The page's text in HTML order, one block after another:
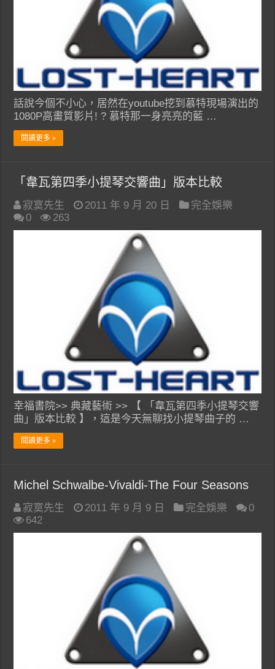
話說今個不小心，居然在youtube挖到慕特現場演出的
1080P高畫質影片! ? 慕特那一身亮亮的藍 …
閱讀更多 »
「韋瓦第四季小提琴交響曲」版本比較
寂寞先生 2011 年 9 月 20 日
完全娛樂
0
263
幸福書院>> 典藏藝術 >> 【 「韋瓦第四季小提琴交響
曲」版本比較 】，這是今天無聊找小提琴曲子的 …
閱讀更多 »
Michel Schwalbe-Vivaldi-The Four Seasons
寂寞先生 2011 年 9 月 9 日 完全娛樂
0
642